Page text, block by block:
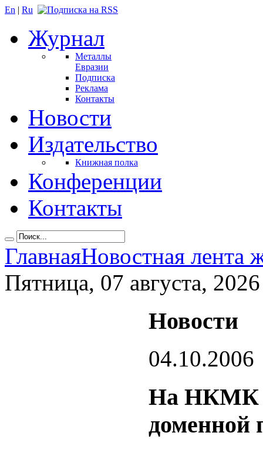
En | Ru
Журнал
Металлы
Евразии
Подписка
Реклама
Контакты
Новости
Издательство
Книжная полка
Конференции
Контакты
ГлавнаяНовостная лента
Пятница, 07 августа, 2026
Новости
04.10.2006
На НКМК
доменной